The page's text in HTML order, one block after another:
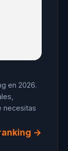
en 2026.
necesitas
→